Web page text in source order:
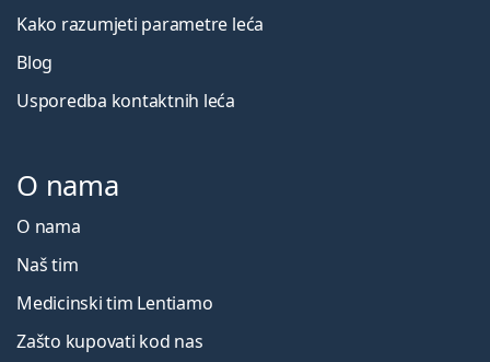
Kako razumjeti parametre leća
Blog
Usporedba kontaktnih leća
O nama
O nama
Naš tim
Medicinski tim Lentiamo
Zašto kupovati kod nas